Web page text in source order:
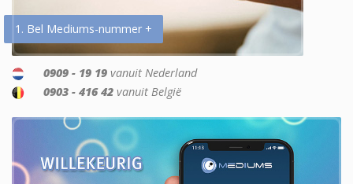
1. Bel Mediums-nummer +
0909 - 19 19 vanuit Nederland
0903 - 416 42 vanuit België